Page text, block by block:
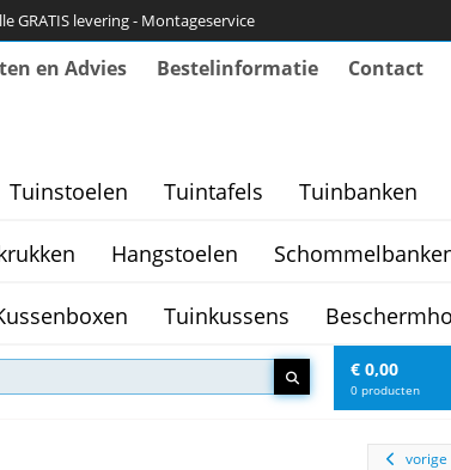
GRATIS levering - Montageservice
en Advies Bestelinformatie Contact
Tuinstoelen Tuintafels Tuinbanken
Hangstoelen
Tuinkussens
€ 0,00
0 producten
vorige